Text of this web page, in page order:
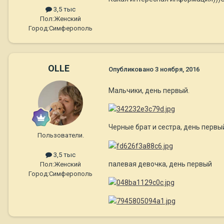
3,5 тыс
Пол:Женский
Город:Симферополь
OLLE
Пользователи.
3,5 тыс
Пол:Женский
Город:Симферополь
Опубликовано 3 ноября, 2016
Мальчики, день первый.
Черные брат и сестра, день
палевая девочка, день первый